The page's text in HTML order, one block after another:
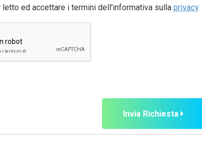
letto ed accettare i termini dell'informativa sulla privacy
Invia Richiesta